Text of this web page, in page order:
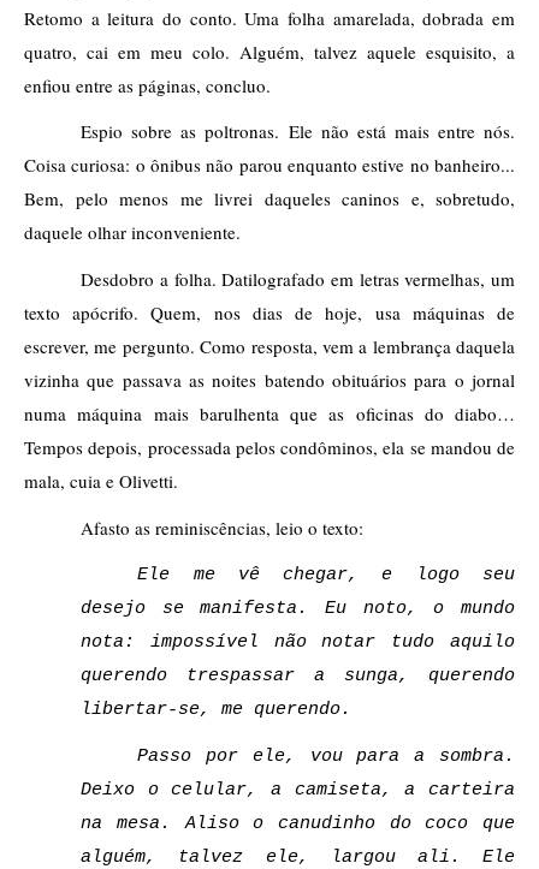
Retomo a leitura do conto. Uma folha amarelada, dobrada em
quatro, cai em meu colo. Alguém, talvez aquele esquisito, a
enfiou entre as páginas, concluo.
Espio sobre as poltronas. Ele não está mais entre nós.
Coisa curiosa: o ônibus não parou enquanto estive no banheiro...
Bem, pelo menos me livrei daqueles caninos e, sobretudo,
daquele olhar inconveniente.
Desdobro a folha. Datilografado em letras vermelhas, um
texto apócrifo. Quem, nos dias de hoje, usa máquinas de
escrever, me pergunto. Como resposta, vem a lembrança daquela
vizinha que passava as noites batendo obituários para o jornal
numa máquina mais barulhenta que as oficinas do diabo…
Tempos depois, processada pelos condôminos, ela se mandou de
mala, cuia e Olivetti.
Afasto as reminiscências, leio o texto:
Ele me vê chegar, e logo seu
desejo se manifesta. Eu noto, o mundo
nota: impossível não notar tudo aquilo
querendo trespassar a sunga, querendo
libertar-se, me querendo.
Passo por ele, vou para a sombra.
Deixo o celular, a camiseta, a carteira
na mesa. Aliso o canudinho do coco que
alguém, talvez ele, largou ali. Ele